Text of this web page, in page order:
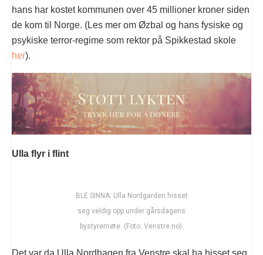
hans har kostet kommunen over 45 millioner kroner siden
de kom til Norge. (Les mer om Øzbal og hans fysiske og
psykiske terror-regime som rektor på Spikkestad skole
her).
Ulla flyr i flint
BLE SINNA: Ulla Nordgarden hisset
seg veldig opp under gårsdagens
bystyremøte. (Foto: Venstre.no).
Det var da Ulla Nordhagen fra Venstre skal ha hisset seg